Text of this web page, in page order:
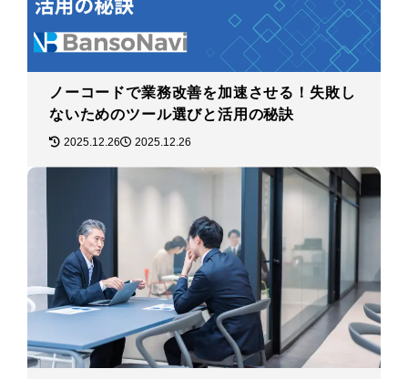
ノーコードで業務改善を加速させる！失敗し
ないためのツール選びと活用の秘訣
2025.12.26 2025.12.26